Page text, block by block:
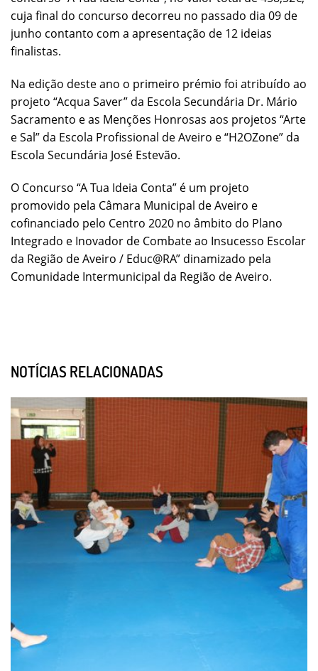
cuja final do concurso decorreu no passado dia 09 de
junho contanto com a apresentação de 12 ideias
finalistas.
Na edição deste ano o primeiro prémio foi atribuído ao
projeto “Acqua Saver” da Escola Secundária Dr. Mário
Sacramento e as Menções Honrosas aos projetos “Arte
e Sal” da Escola Profissional de Aveiro e “H2OZone” da
Escola Secundária José Estevão.
O Concurso “A Tua Ideia Conta” é um projeto
promovido pela Câmara Municipal de Aveiro e
cofinanciado pelo Centro 2020 no âmbito do Plano
Integrado e Inovador de Combate ao Insucesso Escolar
da Região de Aveiro / Educ@RA” dinamizado pela
Comunidade Intermunicipal da Região de Aveiro.
NOTÍCIAS RELACIONADAS